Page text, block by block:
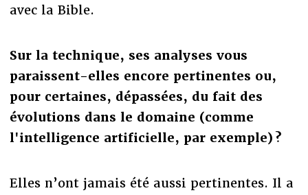
avec la Bible.
Sur la technique, ses analyses vous
paraissent-elles encore pertinentes ou,
pour certaines, dépassées, du fait des
évolutions dans le domaine (comme
l'intelligence artificielle, par exemple) ?
Elles n’ont jamais été aussi pertinentes. Il a